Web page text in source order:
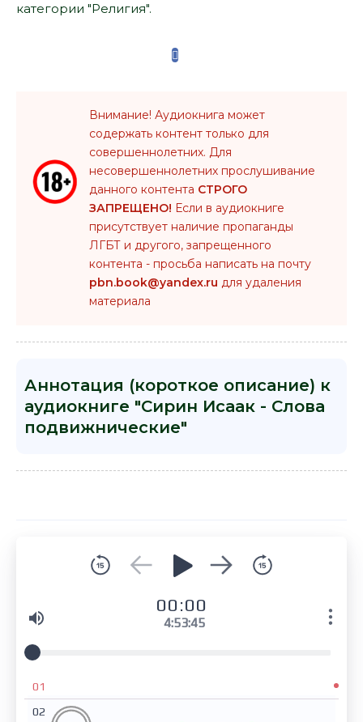
категории "Религия".
Внимание! Аудиокнига может
содержать контент только для
совершеннолетних. Для
несовершеннолетних прослушивание
данного контента СТРОГО
ЗАПРЕЩЕНО! Если в аудиокниге
присутствует наличие пропаганды
ЛГБТ и другого, запрещенного
контента - просьба написать на почту
pbn.book@yandex.ru для удаления
материала
Аннотация (короткое описание) к
аудиокниге "Сирин Исаак - Слова
подвижнические"
00:00
4:53:45
01
02